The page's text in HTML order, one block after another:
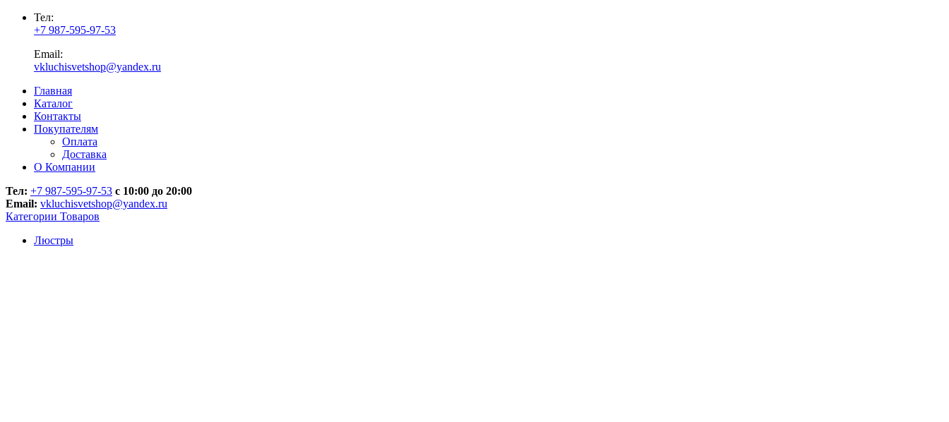
Тел:
+7 987-595-97-53
Email:
vkluchisvetshop@yandex.ru
Главная
Каталог
Контакты
Покупателям
Оплата
Доставка
О Компании
Тел: +7 987-595-97-53 с 10:00 до 20:00
Email: vkluchisvetshop@yandex.ru
Категории Товаров
Люстры